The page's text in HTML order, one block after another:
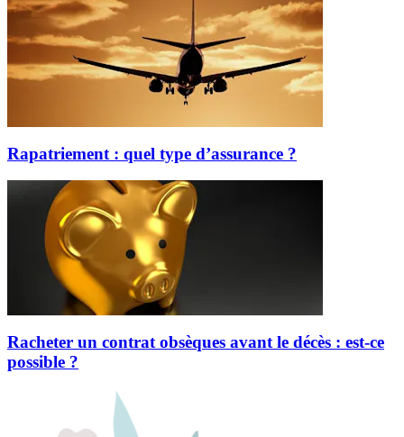
Rapatriement : quel type d’assurance ?
Racheter un contrat obsèques avant le décès : est-ce
possible ?